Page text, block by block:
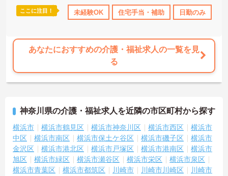
ここに注目！ 未経験OK 住宅手当・補助 日勤のみ
あなたにおすすめの介護・福祉求人の一覧を見
る
神奈川県の介護・福祉求人を近隣の市区町村から探す
横浜市 横浜市鶴見区 横浜市神奈川区 横浜市西区
横浜市
中区
横浜市南区 横浜市保土ケ谷区 横浜市磯子区
横浜市
金沢区
横浜市港北区 横浜市戸塚区 横浜市港南区
横浜市
旭区
横浜市緑区 横浜市瀬谷区 横浜市栄区
横浜市泉区
横浜市青葉区
横浜市都筑区 川崎市 川崎市川崎区
川崎市